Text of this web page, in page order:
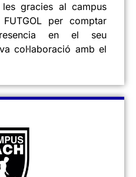
gracies al campus
per comptar
en el seu
col·laboració amb el